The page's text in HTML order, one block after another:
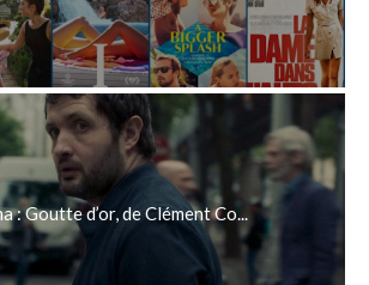
: Goutte d’or, de Clément Co...